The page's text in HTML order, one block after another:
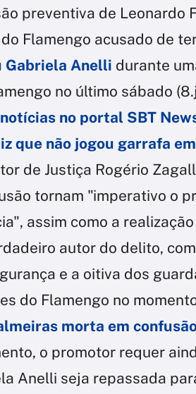
preventiva de Leonardo
Flamengo acusado de
Gabriela Anelli durante
no último sábado
no portal SBT
que não jogou garrafa
de Justiça Rogério
tornam "imperativo o
assim como a
autor do delito,
e a oitiva dos
do Flamengo no
morta em
o promotor requer
Anelli seja repassada